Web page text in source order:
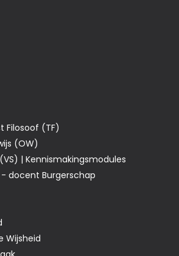
Filosoof (TF)
(OW)
| Kennismakingsmodules
docent Burgerschap
Wijsheid